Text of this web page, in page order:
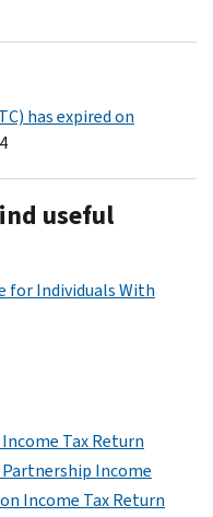
has expired on
useful
for Individuals With
Tax Return
Partnership Income
Income Tax Return